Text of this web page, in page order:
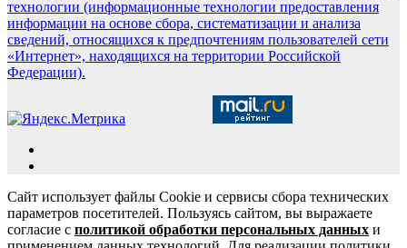
технологии (информационные технологии предоставления
информации на основе сбора, систематизации и анализа
сведений, относящихся к предпочтениям пользователей сети
«Интернет», находящихся на территории Российской
Федерации).
Сайт использует файлы Cookie и сервисы сбора технических
параметров посетителей. Пользуясь сайтом, вы выражаете
согласие с политикой обработки персональных данных и